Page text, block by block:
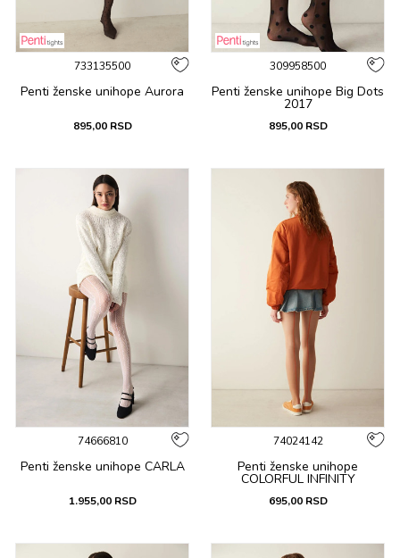
733135500
Penti ženske unihope Aurora
895,00 RSD
309958500
Penti ženske unihope Big Dots
2017
895,00 RSD
74666810
Penti ženske unihope CARLA
1.955,00 RSD
74024142
Penti ženske unihope
COLORFUL INFINITY
695,00 RSD